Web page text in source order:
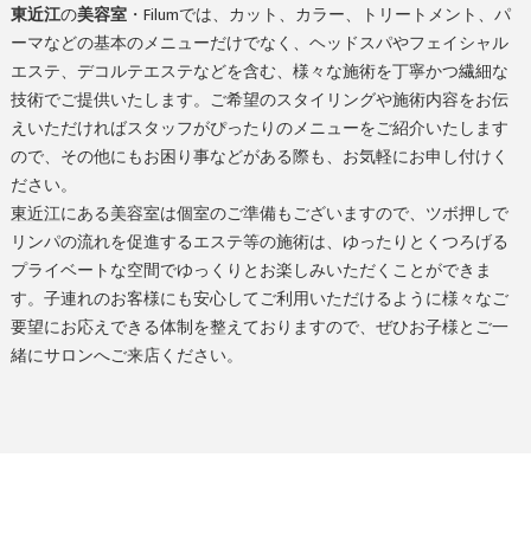
東近江の美容室・Filumでは、カット、カラー、トリートメント、パ
ーマなどの基本のメニューだけでなく、ヘッドスパやフェイシャル
エステ、デコルテエステなどを含む、様々な施術を丁寧かつ繊細な
技術でご提供いたします。ご希望のスタイリングや施術内容をお伝
えいただければスタッフがぴったりのメニューをご紹介いたします
ので、その他にもお困り事などがある際も、お気軽にお申し付けく
ださい。
東近江にある美容室は個室のご準備もございますので、ツボ押しで
リンパの流れを促進するエステ等の施術は、ゆったりとくつろげる
プライベートな空間でゆっくりとお楽しみいただくことができま
す。子連れのお客様にも安心してご利用いただけるように様々なご
要望にお応えできる体制を整えておりますので、ぜひお子様とご一
緒にサロンへご来店ください。